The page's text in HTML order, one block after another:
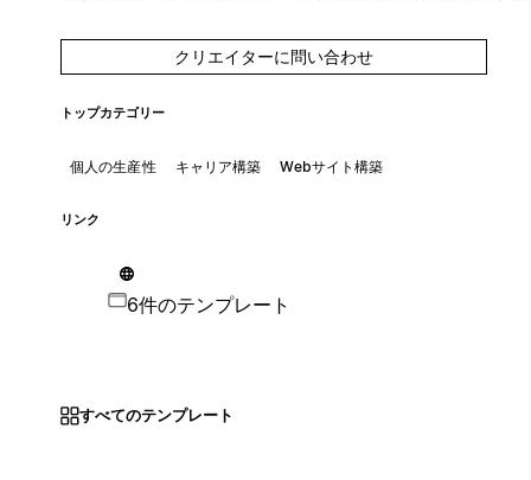
クリエイターに問い合わせ
トップカテゴリー
個人の生産性 キャリア構築 Webサイト構築
リンク
6件のテンプレート
すべてのテンプレート